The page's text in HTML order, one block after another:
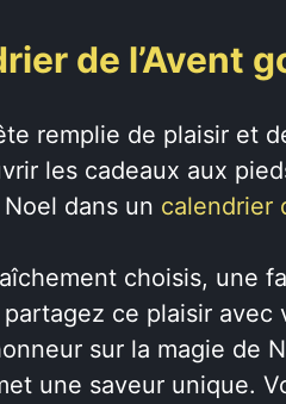
de l’Avent
remplie de plaisir et
les cadeaux aux
dans un calendrier
choisis, une
ce plaisir
sur la magie de
une saveur unique.